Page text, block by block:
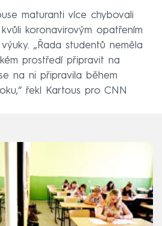
maturanti více chybovali
koronavirovým opatřením
„Řada studentů neměla
prostředí připravit na
na ni připravila během
řekl Kartous pro CNN